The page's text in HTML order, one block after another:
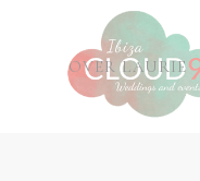
OVER LAURIE